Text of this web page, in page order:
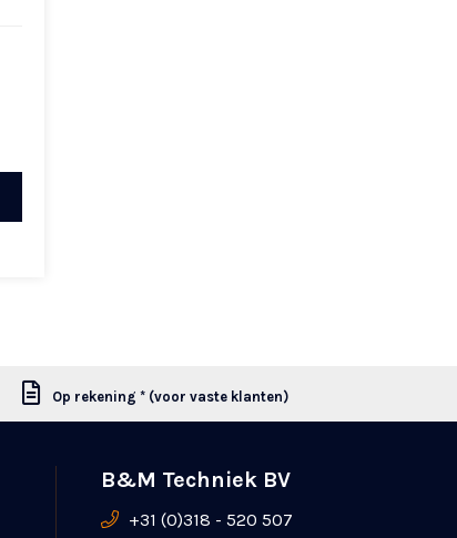
Op rekening * (voor vaste klanten)
B&M Techniek BV
+31 (0)318 - 520 507